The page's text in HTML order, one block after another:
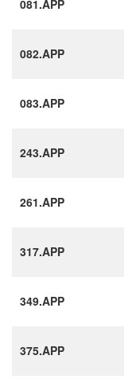
081.APP
082.APP
083.APP
243.APP
261.APP
317.APP
349.APP
375.APP